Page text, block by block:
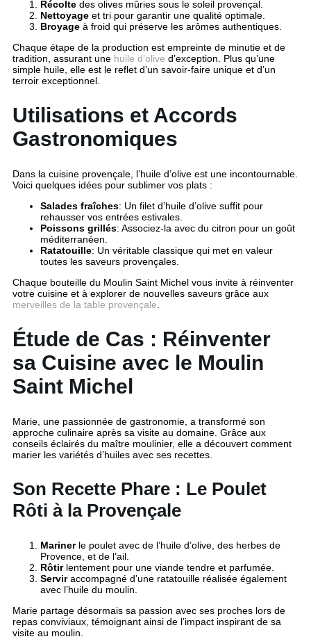
Récolte des olives mûries sous le soleil provençal.
Nettoyage et tri pour garantir une qualité optimale.
Broyage à froid qui préserve les arômes authentiques.
Chaque étape de la production est empreinte de minutie et de
tradition, assurant une huile d’olive d’exception. Plus qu’une
simple huile, elle est le reflet d’un savoir-faire unique et d’un
terroir exceptionnel.
Utilisations et Accords
Gastronomiques
Dans la cuisine provençale, l’huile d’olive est une incontournable.
Voici quelques idées pour sublimer vos plats :
Salades fraîches: Un filet d’huile d’olive suffit pour
rehausser vos entrées estivales.
Poissons grillés: Associez-la avec du citron pour un goût
méditerranéen.
Ratatouille: Un véritable classique qui met en valeur
toutes les saveurs provençales.
Chaque bouteille du Moulin Saint Michel vous invite à réinventer
votre cuisine et à explorer de nouvelles saveurs grâce aux
merveilles de la table provençale
Étude de Cas : Réinventer
sa Cuisine avec le Moulin
Saint Michel
Marie, une passionnée de gastronomie, a transformé son
approche culinaire après sa visite au domaine. Grâce aux
conseils éclairés du maître moulinier, elle a découvert comment
marier les variétés d’huiles avec ses recettes.
Son Recette Phare : Le Poulet
Rôti à la Provençale
Marinerle poulet avec de l’huile d’olive, des herbes de
Provence, et de l’ail.
Rôtirlentement pour une viande tendre et parfumée.
Serviraccompagné d’une ratatouille réalisée également
avec l’huile du moulin.
Marie partage désormais sa passion avec ses proches lors de
repas conviviaux, témoignant ainsi de l’impact inspirant de sa
visite au moulin.